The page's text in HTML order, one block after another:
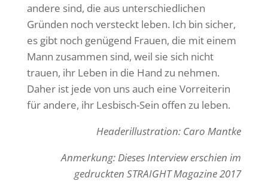
andere sind, die aus unterschiedlichen
Gründen noch versteckt leben. Ich bin sicher,
es gibt noch genügend Frauen, die mit einem
Mann zusammen sind, weil sie sich nicht
trauen, ihr Leben in die Hand zu nehmen.
Daher ist jede von uns auch eine Vorreiterin
für andere, ihr Lesbisch-Sein offen zu leben.
Headerillustration: Caro Mantke
Anmerkung: Dieses Interview erschien im
gedruckten STRAIGHT Magazine 2017